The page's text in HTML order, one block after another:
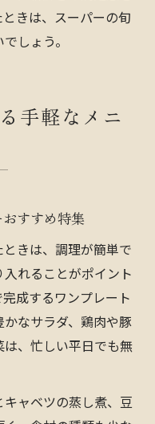
きは、スーパーの旬
しょう。
手軽なメニ
すすめ特集
きは、調理が簡単で
れることがポイント
成するワンプレート
なサラダ、鶏肉や豚
、忙しい平日でも無
ャベツの蒸し煮、豆